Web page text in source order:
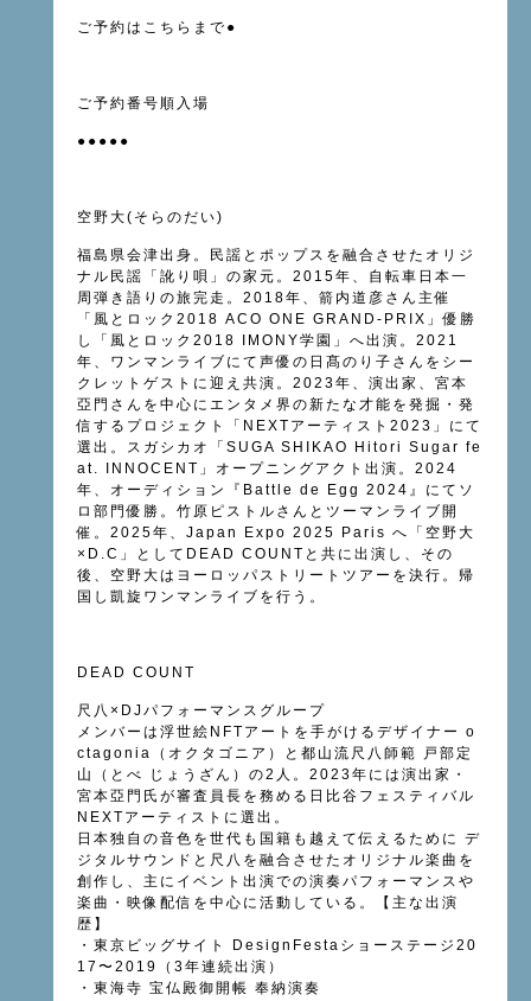
ご予約はこちらまで●
ご予約番号順入場
●●●●●
空野大(そらのだい)
福島県会津出身。民謡とポップスを融合させたオリジ
ナル民謡「訛り唄」の家元。2015年、自転車日本一
周弾き語りの旅完走。2018年、箭内道彦さん主催
「風とロック2018 ACO ONE GRAND-PRIX」優勝
し「風とロック2018 IMONY学園」へ出演。2021
年、ワンマンライブにて声優の日髙のり子さんをシー
クレットゲストに迎え共演。2023年、演出家、宮本
亞門さんを中心にエンタメ界の新たな才能を発掘・発
信するプロジェクト「NEXTアーティスト2023」にて
選出。スガシカオ「SUGA SHIKAO Hitori Sugar fe
at. INNOCENT」オープニングアクト出演。2024
年、オーディション『Battle de Egg 2024』にてソ
ロ部門優勝。竹原ピストルさんとツーマンライブ開
催。2025年、Japan Expo 2025 Paris へ「空野大
×D.C」としてDEAD COUNTと共に出演し、その
後、空野大はヨーロッパストリートツアーを決行。帰
国し凱旋ワンマンライブを行う。
DEAD COUNT
尺八×DJパフォーマンスグループ
メンバーは浮世絵NFTアートを手がけるデザイナー o
ctagonia（オクタゴニア）と都山流尺八師範 戸部定
山（とべ じょうざん）の2人。2023年には演出家・
宮本亞門氏が審査員長を務める日比谷フェスティバル
NEXTアーティストに選出。
日本独自の音色を世代も国籍も越えて伝えるために デ
ジタルサウンドと尺八を融合させたオリジナル楽曲を
創作し、主にイベント出演での演奏パフォーマンスや
楽曲・映像配信を中心に活動している。【主な出演
歴】
・東京ビッグサイト DesignFestaショーステージ20
17〜2019（3年連続出演）
・東海寺 宝仏殿御開帳 奉納演奏